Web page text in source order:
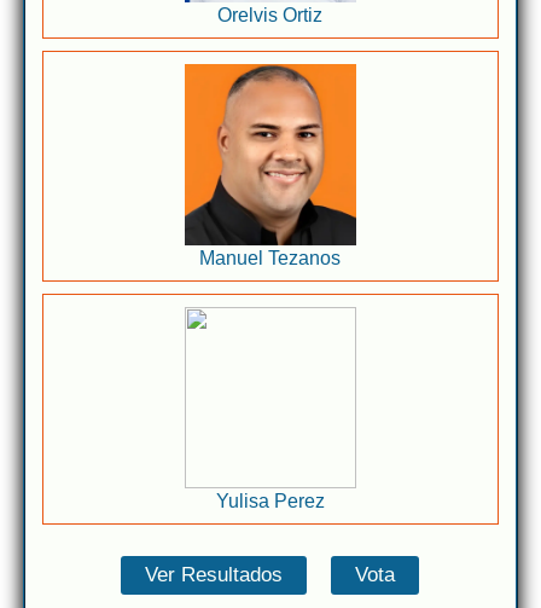
Orelvis Ortiz
Manuel Tezanos
Yulisa Perez